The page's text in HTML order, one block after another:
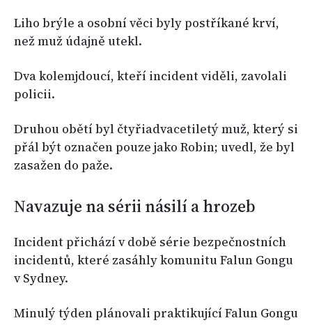
Liho brýle a osobní věci byly postříkané krví,
než muž údajně utekl.
Dva kolemjdoucí, kteří incident viděli, zavolali
policii.
Druhou obětí byl čtyřiadvacetiletý muž, který si
přál být označen pouze jako Robin; uvedl, že byl
zasažen do paže.
Navazuje na sérii násilí a hrozeb
Incident přichází v době série bezpečnostních
incidentů, které zasáhly komunitu Falun Gongu
v Sydney.
Minulý týden plánovali praktikující Falun Gongu